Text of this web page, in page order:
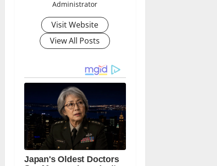
Administrator
Visit Website
View All Posts